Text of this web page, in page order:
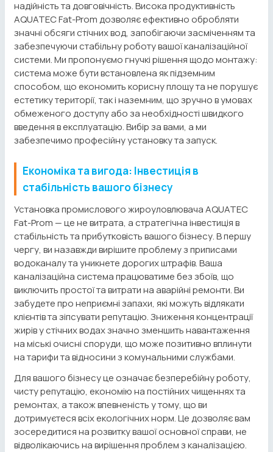
надійність та довговічність. Висока продуктивність
AQUATEC Fat-Prom дозволяє ефективно обробляти
значні обсяги стічних вод, запобігаючи засміченням та
забезпечуючи стабільну роботу вашої каналізаційної
системи. Ми пропонуємо гнучкі рішення щодо монтажу:
система може бути встановлена як підземним
способом, що економить корисну площу та не порушує
естетику території, так і наземним, що зручно в умовах
обмеженого доступу або за необхідності швидкого
введення в експлуатацію. Вибір за вами, а ми
забезпечимо професійну установку та запуск.
Економіка та вигода: Інвестиція в
стабільність вашого бізнесу
Установка промислового жироуловлювача AQUATEC
Fat-Prom — це не витрата, а стратегічна інвестиція в
стабільність та прибутковість вашого бізнесу. В першу
чергу, ви назавжди вирішите проблему з приписами
водоканалу та уникнете дорогих штрафів. Ваша
каналізаційна система працюватиме без збоїв, що
виключить простої та витрати на аварійні ремонти. Ви
забудете про неприємні запахи, які можуть відлякати
клієнтів та зіпсувати репутацію. Зниження концентрації
жирів у стічних водах значно зменшить навантаження
на міські очисні споруди, що може позитивно вплинути
на тарифи та відносини з комунальними службами.
Для вашого бізнесу це означає безперебійну роботу,
чисту репутацію, економію на постійних чищеннях та
ремонтах, а також впевненість у тому, що ви
дотримуєтеся всіх екологічних норм. Це дозволяє вам
зосередитися на розвитку вашої основної справи, не
відволікаючись на вирішення проблем з каналізацією.